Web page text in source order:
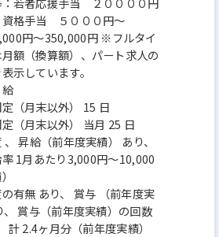
資格手当 ５０００円～
円～350,000円 ※フルタイ
額（換算額）、パート求人の
示しています。
（月末以外） 15 日
（月末以外） 当月 25 日
昇給（前年度実績） あり、
1月あたり3,000円～10,000
有無 あり、 賞与 （前年度実
、 賞与（前年度実績）の回数
2.4ヶ月分（前年度実績）